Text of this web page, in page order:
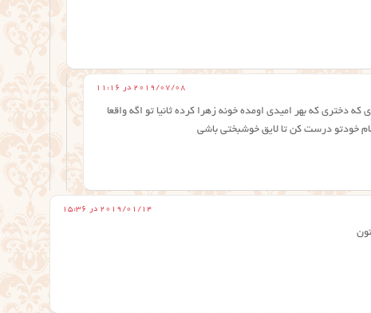
2019/07/08 در 11:16
دختری که بهر امیدی اومده خونه زهرا کرده ثانیا تو اگه واقعا
خودتو درست کن تا لایق خوشبختی باشی
2019/01/14 در 15:36